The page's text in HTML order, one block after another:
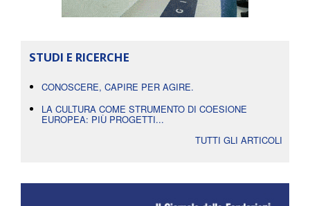
STUDI E RICERCHE
CONOSCERE, CAPIRE PER AGIRE.
LA CULTURA COME STRUMENTO DI COESIONE
EUROPEA: PIÙ PROGETTI...
TUTTI GLI ARTICOLI